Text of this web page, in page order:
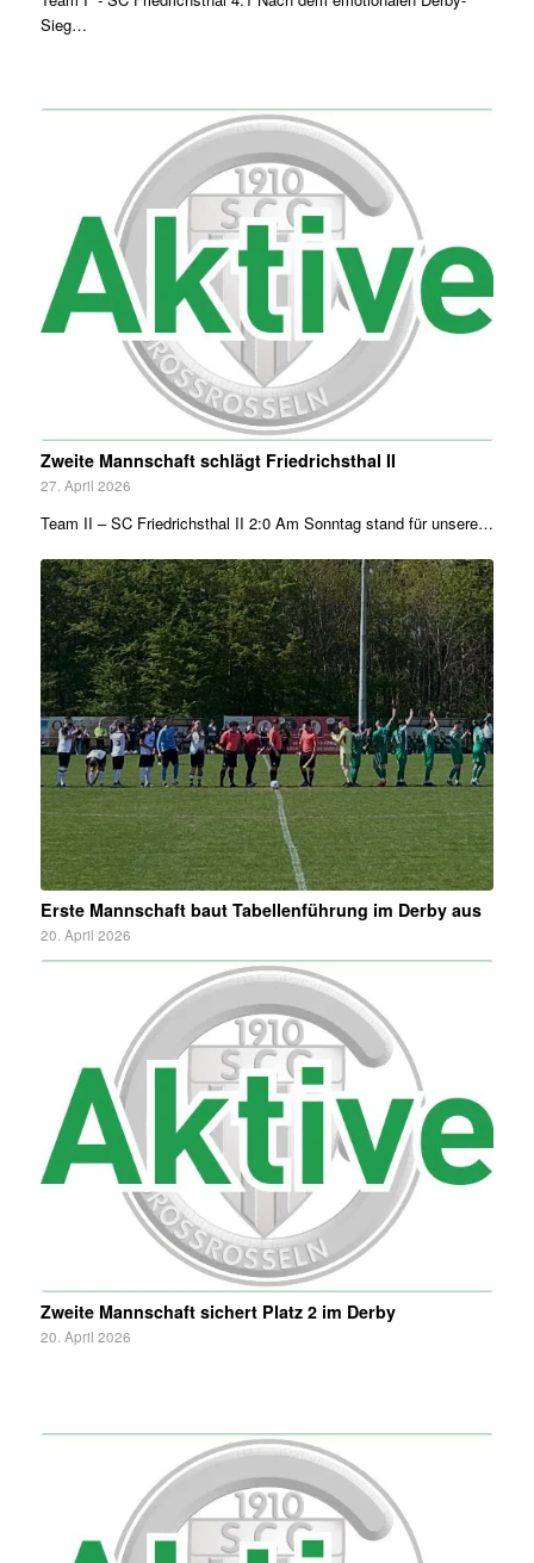
Sieg…
Zweite Mannschaft schlägt Friedrichsthal II
27. April 2026
Team II – SC Friedrichsthal II 2:0 Am Sonntag stand für unsere…
Erste Mannschaft baut Tabellenführung im Derby aus
20. April 2026
Zweite Mannschaft sichert Platz 2 im Derby
20. April 2026